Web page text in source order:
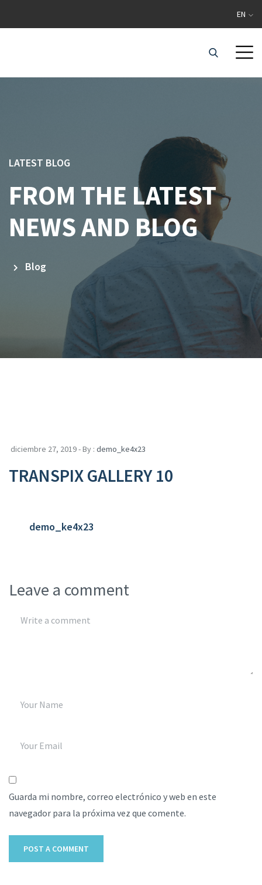
EN
LATEST BLOG
FROM THE LATEST
NEWS AND BLOG
Blog
diciembre 27, 2019 - By : demo_ke4x23
TRANSPIX GALLERY 10
demo_ke4x23
Leave a comment
Guarda mi nombre, correo electrónico y web en este
navegador para la próxima vez que comente.